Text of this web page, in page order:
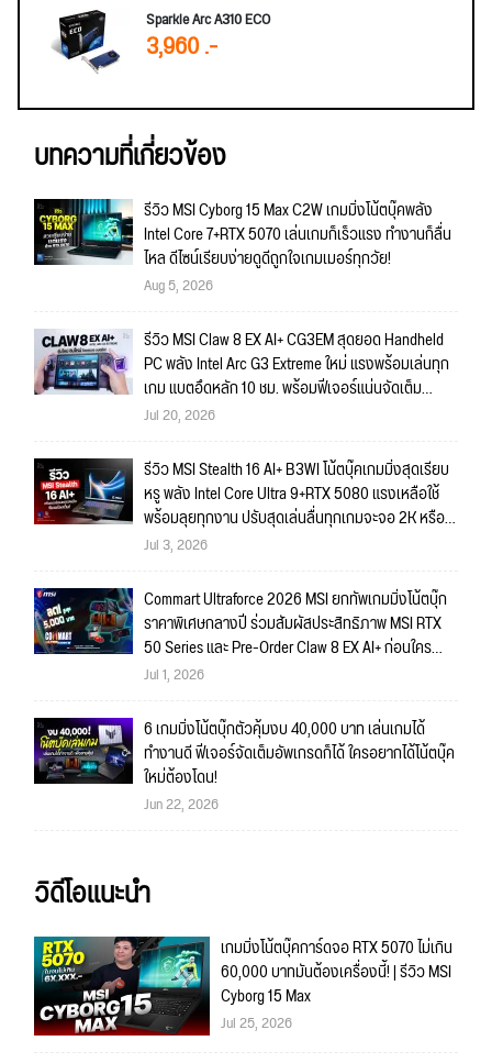
Sparkle Arc A310 ECO
3,960 .-
บทความที่เกี่ยวข้อง
รีวิว MSI Cyborg 15 Max C2W เกมมิ่งโน้ตบุ๊คพลัง
Intel Core 7+RTX 5070 เล่นเกมก็เร็วแรง ทำงานก็ลื่น
ไหล ดีไซน์เรียบง่ายดูดีถูกใจเกมเมอร์ทุกวัย!
Aug 5, 2026
รีวิว MSI Claw 8 EX AI+ CG3EM สุดยอด Handheld
PC พลัง Intel Arc G3 Extreme ใหม่ แรงพร้อมเล่นทุก
เกม แบตอึดหลัก 10 ชม. พร้อมฟีเจอร์แน่นจัดเต็ม
ถึงใจ!!
Jul 20, 2026
รีวิว MSI Stealth 16 AI+ B3WI โน้ตบุ๊คเกมมิ่งสุดเรียบ
หรู พลัง Intel Core Ultra 9+RTX 5080 แรงเหลือใช้
พร้อมลุยทุกงาน ปรับสุดเล่นลื่นทุกเกมจะจอ 2K หรือ
4K ก็สบายมาก!!
Jul 3, 2026
Commart Ultraforce 2026 MSI ยกทัพเกมมิ่งโน้ตบุ๊ก
ราคาพิเศษกลางปี ร่วมสัมผัสประสิทธิภาพ MSI RTX
50 Series และ Pre-Order Claw 8 EX AI+ ก่อนใคร
พร้อมของรางวัลเข้าร่วมกิจกรรมในงาน!
Jul 1, 2026
6 เกมมิ่งโน้ตบุ๊กตัวคุ้มงบ 40,000 บาท เล่นเกมได้
ทำงานดี ฟีเจอร์จัดเต็มอัพเกรดก็ได้ ใครอยากได้โน้ตบุ๊ค
ใหม่ต้องโดน!
Jun 22, 2026
วิดีโอแนะนำ
เกมมิ่งโน้ตบุ๊คการ์ดจอ RTX 5070 ไม่เกิน
60,000 บาทมันต้องเครื่องนี้! | รีวิว MSI
Cyborg 15 Max
Jul 25, 2026